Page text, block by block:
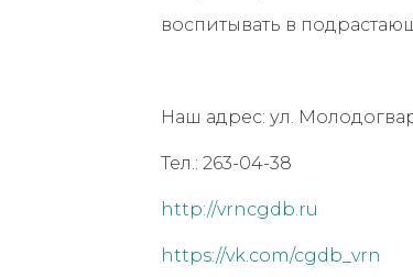
воспитывать в
Наш адрес: ул.
Тел.: 263-04-
http://vrncgdb.ru
https://vk.com/cgdb_vrn